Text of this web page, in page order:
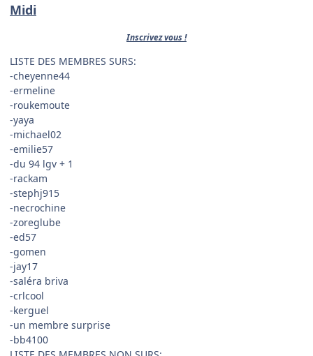
Midi
Inscrivez vous !
LISTE DES MEMBRES SURS:
-cheyenne44
-ermeline
-roukemoute
-yaya
-michael02
-emilie57
-du 94 lgv + 1
-rackam
-stephj915
-necrochine
-zoreglube
-ed57
-gomen
-jay17
-saléra briva
-crlcool
-kerguel
-un membre surprise
-bb4100